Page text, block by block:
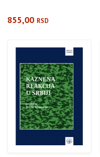
855,00 RSD